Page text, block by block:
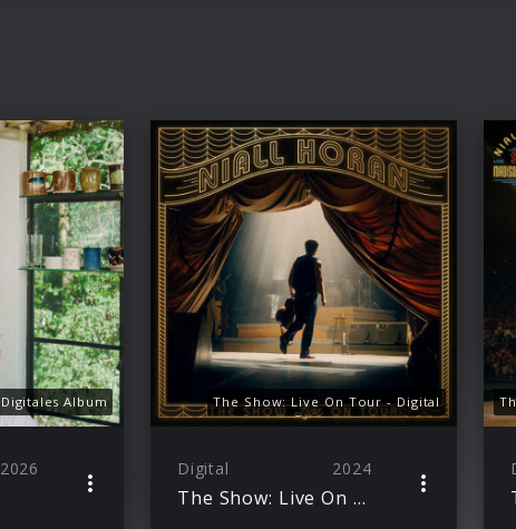
Digitales Album
2026
The Show: Live On Tour - Digital
Digital 2024
The Show: Live On Tour